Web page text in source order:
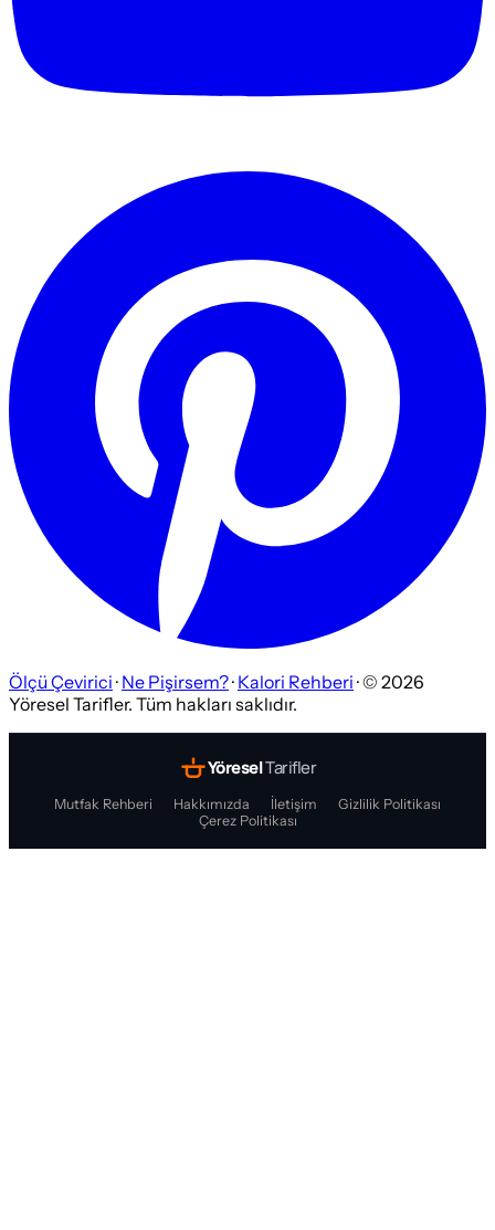
Ölçü Çevirici · Ne Pişirsem?· Kalori Rehberi · © 2026
Yöresel Tarifler. Tüm hakları saklıdır.
YöreselTarifler
Mutfak Rehberi Hakkımızda İletişim
Gizlilik Politikası
Çerez Politikası